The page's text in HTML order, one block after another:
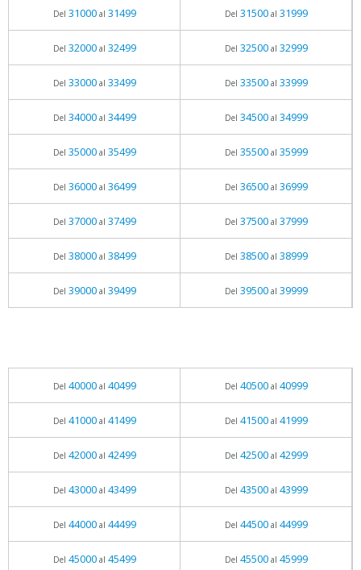
Del 31000al 31499 Del 31500al 31999
Del 32000al 32499 Del 32500al 32999
Del 33000al 33499 Del 33500al 33999
Del 34000al 34499 Del 34500al 34999
Del 35000al 35499 Del 35500al 35999
Del 36000al 36499 Del 36500al 36999
Del 37000al 37499 Del 37500al 37999
Del 38000al 38499 Del 38500al 38999
Del 39000al 39499 Del 39500al 39999
Del 40000al 40499 Del 40500al 40999
Del 41000al 41499 Del 41500al 41999
Del 42000al 42499 Del 42500al 42999
Del 43000al 43499 Del 43500al 43999
Del 44000al 44499 Del 44500al 44999
Del 45000al 45499 Del 45500al 45999